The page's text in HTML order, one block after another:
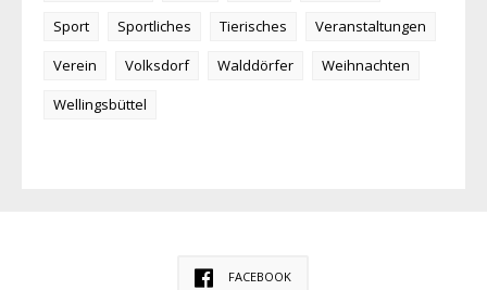
Sport
Sportliches Tierisches
Veranstaltungen
Verein
Volksdorf Walddörfer
Weihnachten
Wellingsbüttel
FACEBOOK